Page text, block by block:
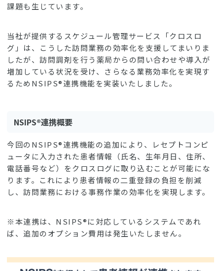
課題も生じています。
当社が提供するスケジュール管理サービス「クロスロ
グ」は、こうした訪問業務の効率化を支援してまいりま
したが、訪問調剤を行う薬局からの問い合わせや導入が
増加している状況を受け、さらなる業務効率化を実現す
るためNSIPS®連携機能を実装いたしました。
NSIPS®連携概要
今回のNSIPS®連携機能の追加により、レセプトコンピ
ュータに入力された患者情報（氏名、生年月日、住所、
電話番号など）をクロスログに取り込むことが可能にな
ります。これにより患者情報の二重登録の負担を削減
し、訪問業務における事務作業の効率化を実現します。
※本連携は、NSIPS®に対応しているシステムであれ
ば、追加のオプション費用は発生いたしません。